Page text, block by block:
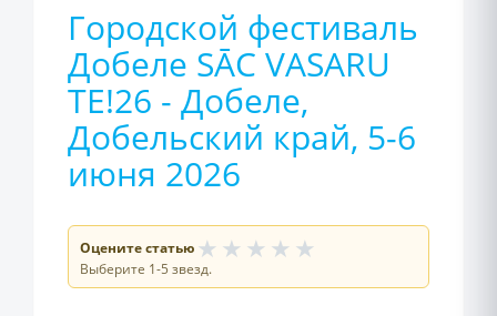
Городской фестиваль
Добеле SĀC VASARU
TE!26 - Добеле,
Добельский край, 5-6
июня 2026
Оцените статью ★ ★ ★ ★ ★
Выберите 1-5 звезд.